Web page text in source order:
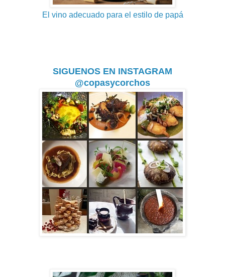
El vino adecuado para el estilo de papá
SIGUENOS EN INSTAGRAM
@copasycorchos